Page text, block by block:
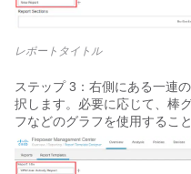
レポートタイトル
ステップ 3：右側にある一連
択します。必要に応じて、棒
フなどのグラフを使用するこ